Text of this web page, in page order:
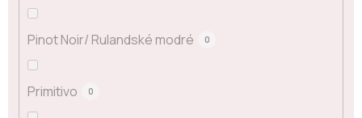
Pinot Noir/ Rulandské modré 0
Primitivo 0